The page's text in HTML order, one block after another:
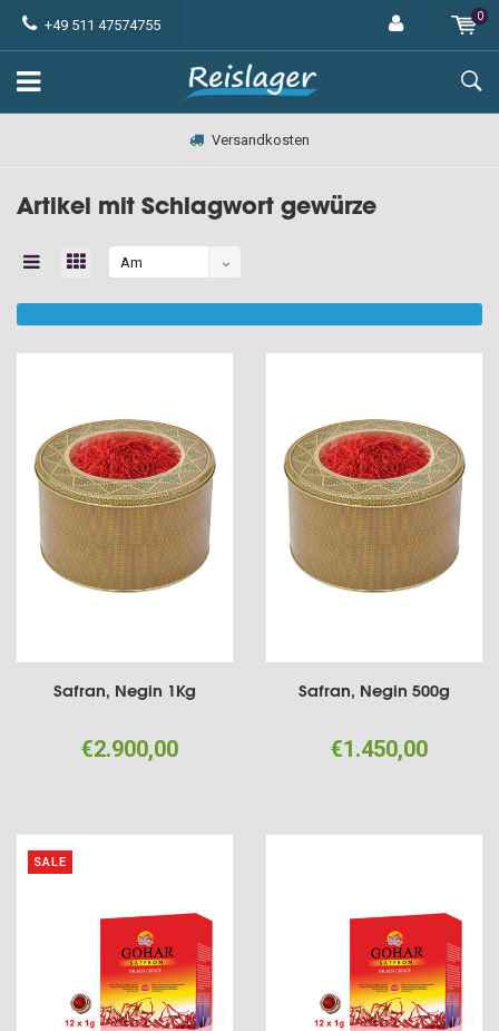
+49 511 47574755
0
Versandkosten
Artikel mit Schlagwort gewürze
Am
angesehen
Safran, Negin 1Kg
€2.900,00
Safran, Negin 500g
€1.450,00
SALE